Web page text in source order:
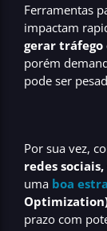
Ferramentas
impactam
gerar tráfego
porém
pode ser
Por sua vez,
redes
uma boa
prazo com